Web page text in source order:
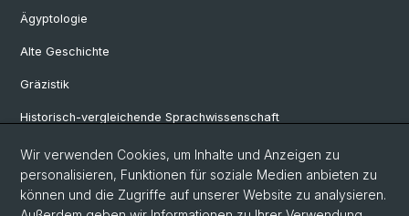
Ägyptologie
Alte Geschichte
Gräzistik
Historisch-vergleichende Sprachwissenschaft
Klassische Archäologie
Latinistik
Wir verwenden Cookies, um Inhalte und Anzeigen zu
personalisieren, Funktionen für soziale Medien anbieten zu
können und die Zugriffe auf unserer Website zu analysieren.